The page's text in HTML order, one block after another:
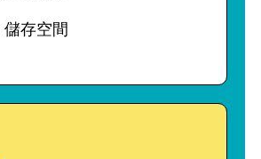
儲存空間